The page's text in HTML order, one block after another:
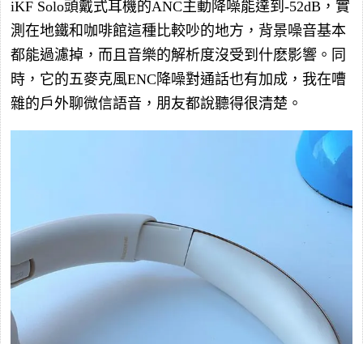
iKF Solo頭戴式耳機的ANC主動降噪能達到-52dB，實
測在地鐵和咖啡館這種比較吵的地方，背景噪音基本
都能過濾掉，而且音樂的解析度沒受到什麽影響。同
時，它的五麥克風ENC降噪對通話也有加成，我在嘈
雜的戶外聊微信語音，朋友都說聽得很清楚。